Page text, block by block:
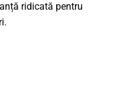
ridicată pentru